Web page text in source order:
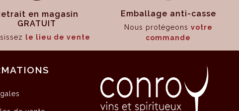
en magasin
GRATUIT
le lieu de vente
Emballage anti-casse
Nous protégeons votre
commande